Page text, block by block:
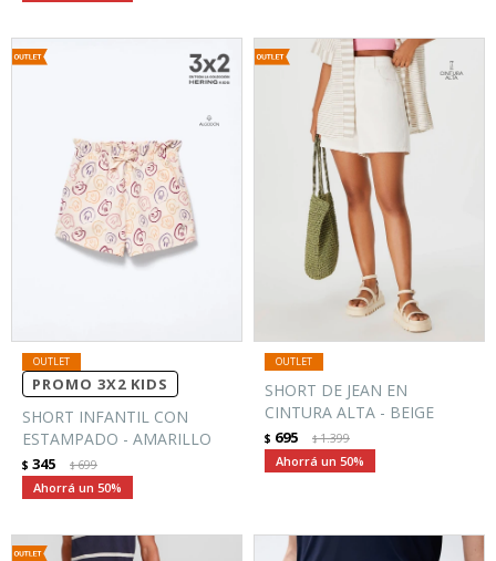
PROMO 3X2 KIDS
SHORT INFANTIL CON
ESTAMPADO - AMARILLO
$ 345 $699
50
SHORT DE JEAN EN
CINTURA ALTA - BEIGE
$ 695 $1.399
50